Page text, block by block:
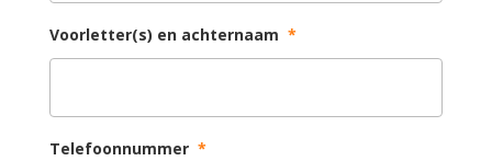
Voorletter(s) en achternaam *
Telefoonnummer *